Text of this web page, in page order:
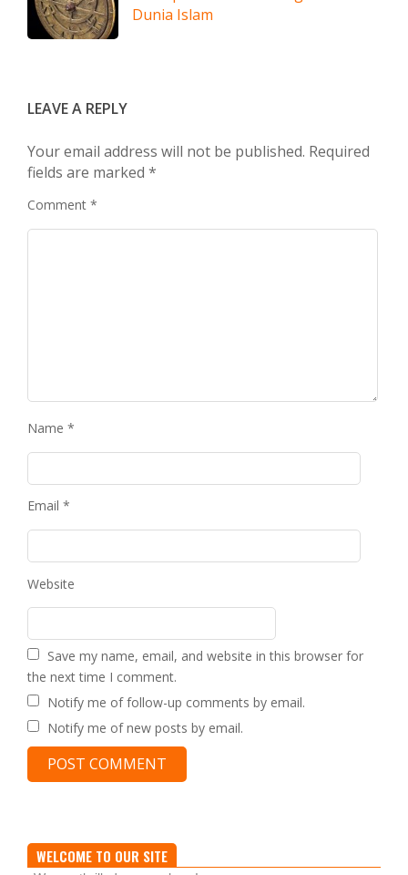
Dunia Islam
LEAVE A REPLY
Your email address will not be published. Required
fields are marked *
Comment *
Name *
Email *
Website
Save my name, email, and website in this browser for
the next time I comment.
Notify me of follow-up comments by email.
Notify me of new posts by email.
WELCOME TO OUR SITE